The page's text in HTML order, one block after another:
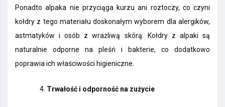
Ponadto alpaka nie przyciąga kurzu ani roztoczy, co czyni
kołdry z tego materiału doskonałym wyborem dla alergików,
astmatyków i osób z wrażliwą skórą. Kołdry z alpaki są
naturalnie odporne na pleśń i bakterie, co dodatkowo
poprawia ich właściwości higieniczne.
Trwałość i odporność na zużycie